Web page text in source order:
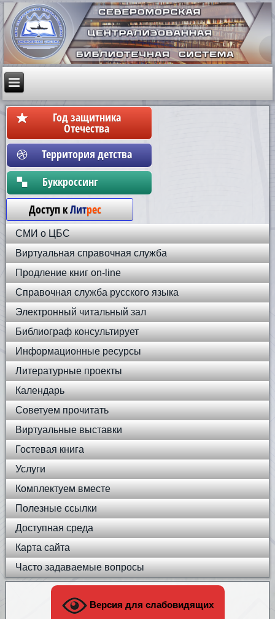
Год защитника
Отечества
Территория детства
Бyккpoccинг
Доступ кЛитрес
СМИ о ЦБС
Виртуальная справочная служба
Продление книг on-line
Справочная служба русского языка
Электронный читальный зал
Библиограф консультирует
Информационные ресурсы
Литературные проекты
Календарь
Советуем прочитать
Виртуальные выставки
Гостевая книга
Услуги
Комплектуем вместе
Полезные ссылки
Доступная среда
Карта сайта
Часто задаваемые вопросы
Версия для слабовидящих